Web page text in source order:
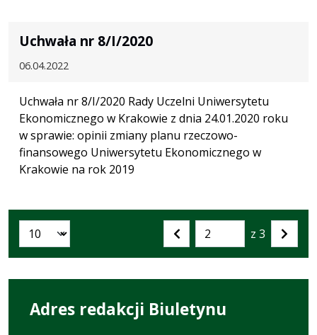
Uchwała nr 8/I/2020
06.04.2022
Uchwała nr 8/I/2020 Rady Uczelni Uniwersytetu
Ekonomicznego w Krakowie z dnia 24.01.2020 roku
w sprawie: opinii zmiany planu rzeczowo-
finansowego Uniwersytetu Ekonomicznego w
Krakowie na rok 2019
Liczba artykułów na stronie:
Poprzednia
Przejdź
do
z 3
Adres redakcji Biuletynu